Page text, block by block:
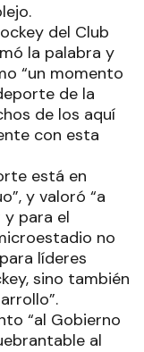
del Club
la palabra y
“un momento
de la
de los aquí
con esta
está en
y valoró “a
para el
no
líderes
sino también
“al Gobierno
al